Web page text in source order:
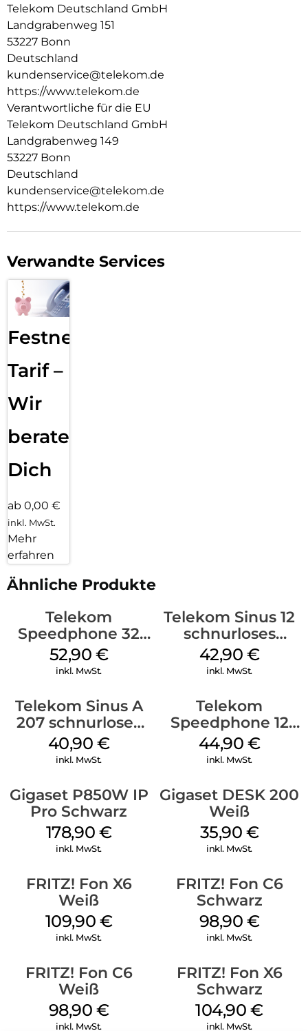
Telekom Deutschland GmbH
Landgrabenweg 151
53227 Bonn
Deutschland
kundenservice@telekom.de
https://www.telekom.de
Verantwortliche für die EU
Telekom Deutschland GmbH
Landgrabenweg 149
53227 Bonn
Deutschland
kundenservice@telekom.de
https://www.telekom.de
Verwandte Services
Festnetz
Tarif –
Wir
beraten
Dich
ab 0,00 €
inkl. MwSt.
Mehr
erfahren
Ähnliche Produkte
Telekom
Speedphone 32
Ebenholz
52,90 €
inkl. MwSt.
Telekom Sinus 12
schnurloses
Analog Telefon
Schwarz
42,90 €
inkl. MwSt.
Telekom Sinus A
207 schnurloses
analog Telefon
Schwarz
40,90 €
inkl. MwSt.
Telekom
Speedphone 12
Weiß
44,90 €
inkl. MwSt.
Gigaset P850W IP
Pro Schwarz
178,90 €
inkl. MwSt.
Gigaset DESK 200
Weiß
35,90 €
inkl. MwSt.
FRITZ! Fon X6
Weiß
109,90 €
inkl. MwSt.
FRITZ! Fon C6
Schwarz
98,90 €
inkl. MwSt.
FRITZ! Fon C6
Weiß
98,90 €
inkl. MwSt.
FRITZ! Fon X6
Schwarz
104,90€
inkl. MwSt.